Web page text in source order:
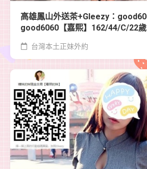
高雄鳳山外送茶+Gleezy：
good6060【嘉熙】162/44/C/22歲
台灣本土正妹外約